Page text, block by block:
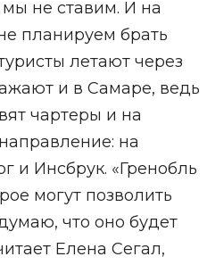
не ставим. И на
планируем брать
летают через
и в Самаре, ведь
чартеры и на
на
и Инсбрук. «Гренобль
могут позволить
что оно будет
Елена Сегал,